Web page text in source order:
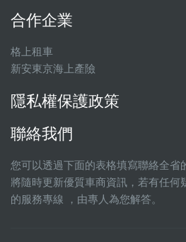
合作企業
格上租車
新安東京海上產險
隱私權保護政策
聯絡我們
您可以透過下面的表格填寫聯絡全省
將隨時更新優質車商資訊，若有任何
的服務專線 ，由專人為您解答。